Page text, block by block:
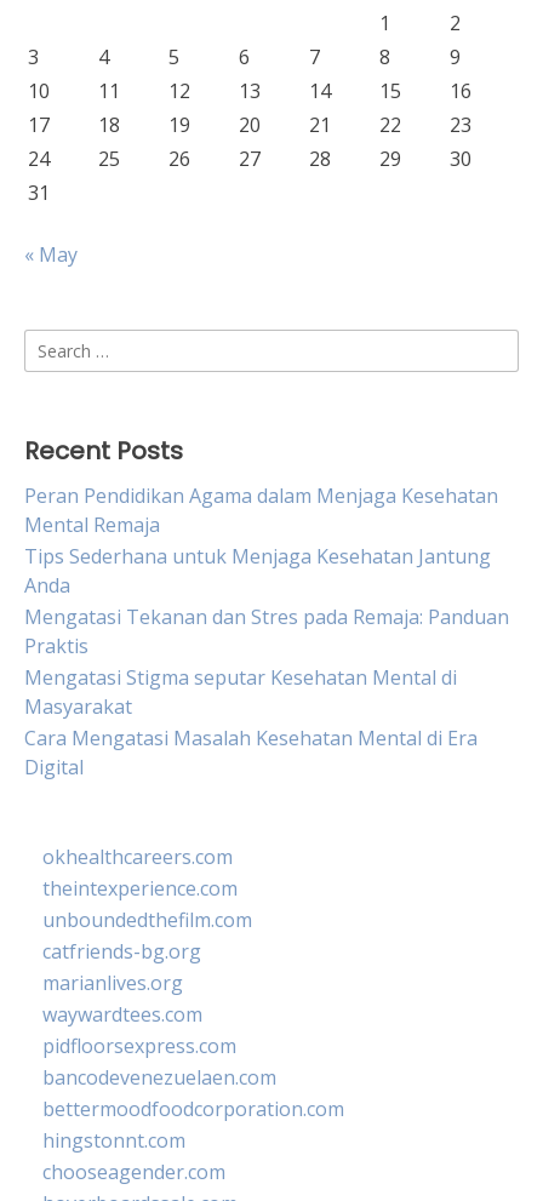
1
2
3
4 5 6 7 8
9
10
11 12 13 14 15
16
17
18 19 20 21 22
23
24
25 26 27 28 29
30
31
« May
Search
for:
Recent Posts
Peran Pendidikan Agama dalam Menjaga Kesehatan
Mental Remaja
Tips Sederhana untuk Menjaga Kesehatan Jantung
Anda
Mengatasi Tekanan dan Stres pada Remaja: Panduan
Praktis
Mengatasi Stigma seputar Kesehatan Mental di
Masyarakat
Cara Mengatasi Masalah Kesehatan Mental di Era
Digital
okhealthcareers.com
theintexperience.com
unboundedthefilm.com
catfriends-bg.org
marianlives.org
waywardtees.com
pidfloorsexpress.com
bancodevenezuelaen.com
bettermoodfoodcorporation.com
hingstonnt.com
chooseagender.com